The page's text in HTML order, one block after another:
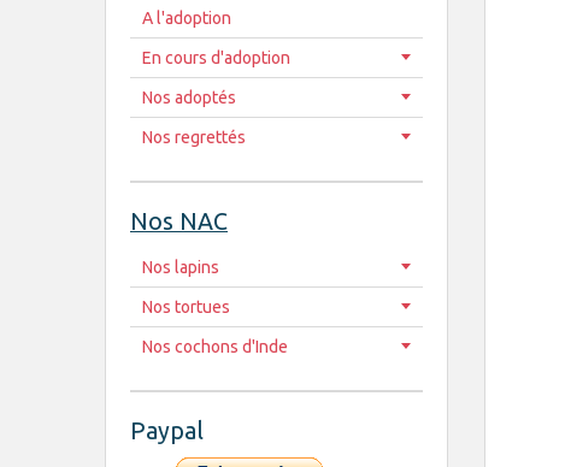
A l'adoption
En cours d'adoption
Nos adoptés
Nos regrettés
Nos NAC
Nos lapins
Nos tortues
Nos cochons d'Inde
Paypal